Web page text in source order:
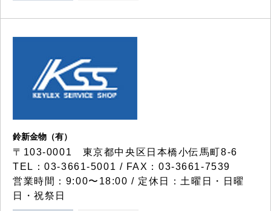
鈴新金物（有）
〒103-0001 東京都中央区日本橋小伝馬町8-6
TEL：03-3661-5001 / FAX：03-3661-7539
営業時間：9:00〜18:00 / 定休日：土曜日・日曜
日・祝祭日